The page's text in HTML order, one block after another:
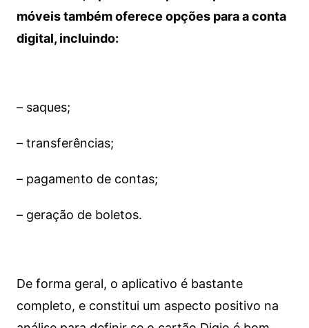
móveis também oferece opções para a conta
digital, incluindo:
– saques;
– transferências;
– pagamento de contas;
– geração de boletos.
De forma geral, o aplicativo é bastante
completo, e constitui um aspecto positivo na